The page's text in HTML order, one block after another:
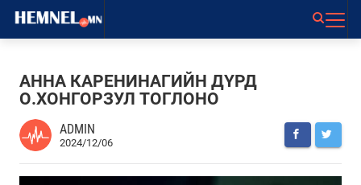
АННА КАРЕНИНАГИЙН ДҮРД
О.ХОНГОРЗУЛ ТОГЛОНО
ADMIN
2024/12/06